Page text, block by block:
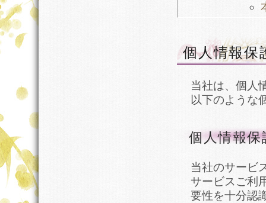
個人情報保
当社は、個人
以下のような
個人情報保
当社のサービ
サービスご利
要性を十分認